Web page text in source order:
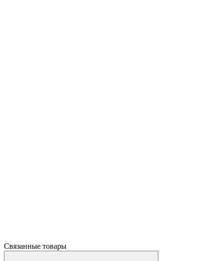
Связанные товары